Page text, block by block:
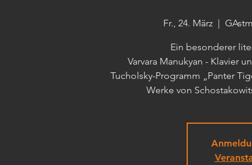
Fr., 24. März
  |
Ein besonderer
Varvara Manukyan - Klavier
Tucholsky-Programm „Panter
Werke von